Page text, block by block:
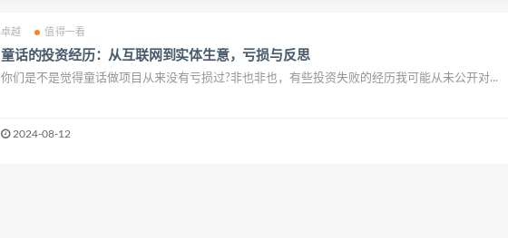
卓越 值得一看
童话的投资经历：从互联网到实体生意，亏损与反思
你们是不是觉得童话做项目从来没有亏损过?非也非也，有些投资失败的经历我可能从未公开对...
2024-08-12